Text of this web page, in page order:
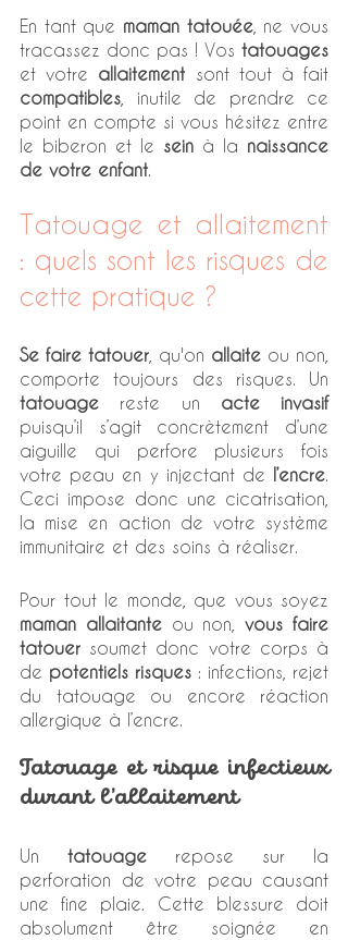
En tant que maman tatouée, ne vous
tracassez donc pas ! Vos tatouages
et votre allaitement
compatibles , inutile de prendre ce
point en compte si vous hésitez entre
le biberon et le sein à la naissance
de votre enfant.
Tatouage et allaitement
: quels sont les risques de
cette pratique ?
Se faire tatouer , qu'on allaite ou non,
tatouage reste un acte invasif
puisqu’il s’agit concrètement d’une
aiguille qui perfore plusieurs fois
votre peau en y injectant de l’encre.
Ceci impose donc une cicatrisation,
la mise en action de votre système
immunitaire et des soins à réaliser.
maman allaitante ou non, vous faire
tatouer soumet donc votre corps à
de potentiels risques : infections, rejet
du tatouage ou encore réaction
allergique à l’encre.
Tatouage et risque infectieux
durant l’allaitement
Un tatouage repose sur la
perforation de votre peau causant
une fine plaie. Cette blessure doit
absolument être soignée en